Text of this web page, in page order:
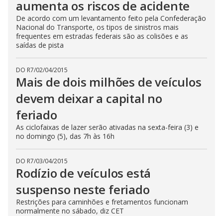
aumenta os riscos de acidente
De acordo com um levantamento feito pela Confederação
Nacional do Transporte, os tipos de sinistros mais
frequentes em estradas federais são as colisões e as
saídas de pista
DO R7/02/04/2015
Mais de dois milhões de veículos
devem deixar a capital no
feriado
As ciclofaixas de lazer serão ativadas na sexta-feira (3) e
no domingo (5), das 7h às 16h
DO R7/03/04/2015
Rodízio de veículos está
suspenso neste feriado
Restrições para caminhões e fretamentos funcionam
normalmente no sábado, diz CET